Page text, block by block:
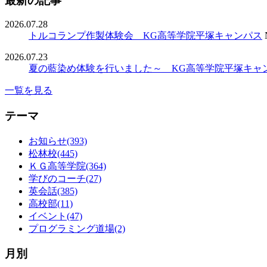
2026.07.28
トルコランプ作製体験会 KG高等学院平塚キャンパス
2026.07.23
夏の藍染め体験を行いました～ KG高等学院平塚キャ
一覧を見る
テーマ
お知らせ(393)
松林校(445)
ＫＧ高等学院(364)
学びのコーチ(27)
英会話(385)
高校部(11)
イベント(47)
プログラミング道場(2)
月別